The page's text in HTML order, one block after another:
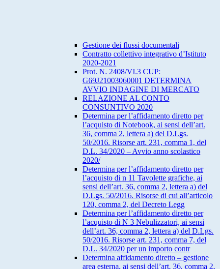
Gestione dei flussi documentali
Contratto collettivo integrativo d’Istituto
2020-2021
Prot. N. 2408/VI.3 CUP:
G69J21003060001 DETERMINA
AVVIO INDAGINE DI MERCATO
RELAZIONE AL CONTO
CONSUNTIVO 2020
Determina per l’affidamento diretto per
l’acquisto di Notebook, ai sensi dell’art.
36, comma 2, lettera a) del D.Lgs.
50/2016. Risorse art. 231, comma 1, del
D.L. 34/2020 – Avvio anno scolastico
2020/
Determina per l’affidamento diretto per
l’acquisto di n 11 Tavolette grafiche, ai
sensi dell’art. 36, comma 2, lettera a) del
D.Lgs. 50/2016. Risorse di cui all’articolo
120, comma 2, del Decreto Legg
Determina per l’affidamento diretto per
l’acquisto di N 3 Nebulizzatori, ai sensi
dell’art. 36, comma 2, lettera a) del D.Lgs.
50/2016. Risorse art. 231, comma 7, del
D.L. 34/2020 per un importo contr
Determina affidamento diretto – gestione
area esterna, ai sensi dell’art. 36, comma 2,